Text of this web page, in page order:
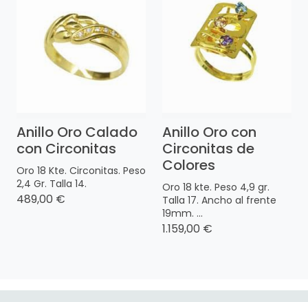
Anillo Oro Calado
con Circonitas
Oro 18 Kte. Circonitas. Peso
2,4 Gr. Talla 14.
489,00 €
Anillo Oro con
Circonitas de
Colores
Oro 18 kte. Peso 4,9 gr.
Talla 17. Ancho al frente
19mm. ...
1.159,00 €